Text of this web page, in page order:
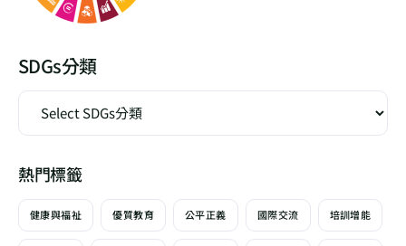
SDGs分類
熱門標籤
健康與福祉 優質教育 公平正義 國際交流 培訓增能